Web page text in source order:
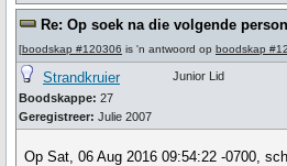
Re: Op soek na die volgende
[boodskap #120306 is 'n antwoord op boodskap
Strandkruier
Boodskappe: 27
Geregistreer: Julie 2007
Junior Lid
Op Sat, 06 Aug 2016 09:54:22 -0700,